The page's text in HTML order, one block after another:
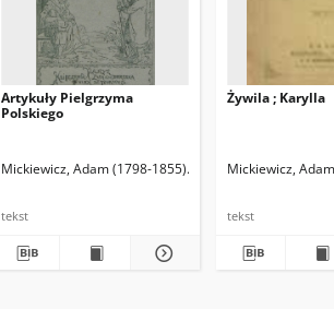
Artykuły Pielgrzyma
Polskiego
Mickiewicz, Adam (1798-1855) Mickiewicz,
tekst
Żywila ; Karylla
Mickiewicz,
tekst